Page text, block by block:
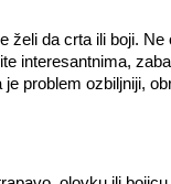
želi da crta ili boji.
interesantnima,
problem ozbiljniji,